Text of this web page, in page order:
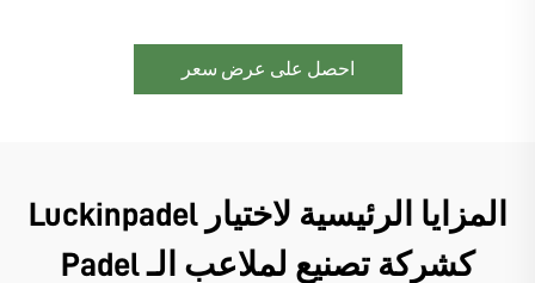
احصل على عرض سعر
المزايا الرئيسية لاختيار Luckinpadel
كشركة تصنيع لملاعب الـ Padel